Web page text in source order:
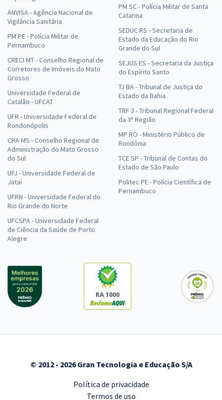
ANVISA - Agência Nacional de
Vigilância Sanitária
PM PE - Polícia Militar de
Pernambuco
CRECI MT - Conselho Regional de
Corretores de Imóveis do Mato
Grosso
Universidade Federal de
Catalão - UFCAT
UFR - Universidade Federal de
Rondonópolis
CRA MS - Conselho Regional de
Administração do Mato Grosso
do Sul
UFJ - Universidade Federal de
Jataí
UFRN - Universidade Federal do
Rio Grande do Norte
UFCSPA - Universidade Federal
de Ciência da Saúde de Porto
Alegre
PM SC - Polícia Militar de Santa
Catarina
SEDUC RS - Secretaria de
Estado da Educação do Rio
Grande do Sul
SEJUS ES - Secretaria da Justiça
do Espírito Santo
TJ BA - Tribunal de Justiça do
Estado da Bahia
TRF 3 - Tribunal Regional Federal
da 3ª Região
MP RO - Ministério Público de
Rondônia
TCE SP - Tribunal de Contas do
Estado de São Paulo
Politec PE - Polícia Científica de
Pernambuco
RA 1000
© 2012 - 2026 Gran Tecnologia e Educação S/A
Política de privacidade
Termos de uso